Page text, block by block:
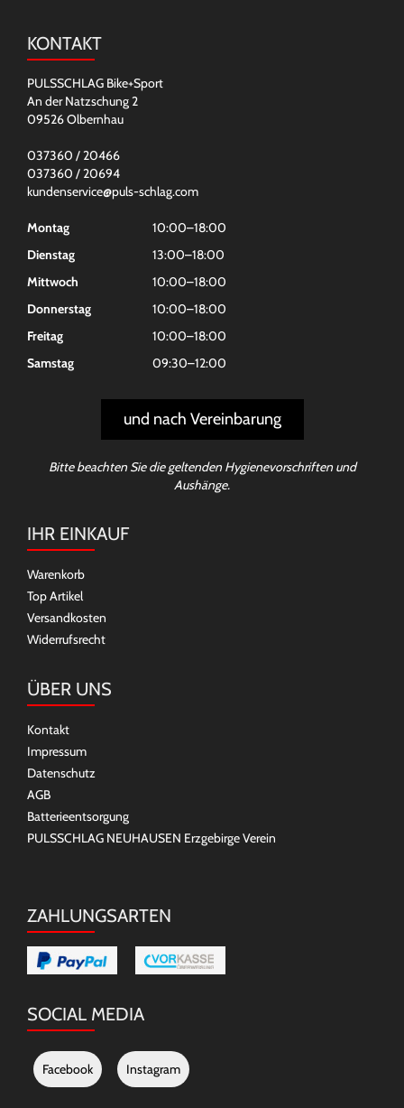
KONTAKT
PULSSCHLAG Bike+Sport
An der Natzschung 2
09526 Olbernhau
037360 / 20466
037360 / 20694
kundenservice@puls-schlag.com
Montag
10:00–18:00
Dienstag
13:00–18:00
Mittwoch
10:00–18:00
Donnerstag
10:00–18:00
Freitag
10:00–18:00
Samstag
09:30–12:00
und nach Vereinbarung
Bitte beachten Sie die geltenden Hygienevorschriften und
Aushänge.
IHR EINKAUF
Warenkorb
Top Artikel
Versandkosten
Widerrufsrecht
ÜBER UNS
Kontakt
Impressum
Datenschutz
AGB
Batterieentsorgung
PULSSCHLAG NEUHAUSEN Erzgebirge Verein
ZAHLUNGSARTEN
SOCIAL MEDIA
Facebook Instagram